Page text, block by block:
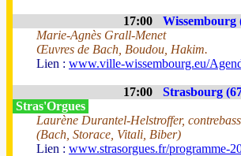
17:00 Wissembourg
Marie-Agnès Grall-Menet
Œuvres de Bach, Boudou, Hakim.
Lien : www.ville-wissembourg.eu/
17:00 Strasbourg
Stras'Orgues
Laurène Durantel-Helstroffer,
(Bach, Storace, Vitali, Biber)
Lien : www.strasorgues.fr/programme-